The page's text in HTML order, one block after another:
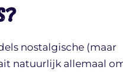
nostalgische (maar
natuurlijk allemaal